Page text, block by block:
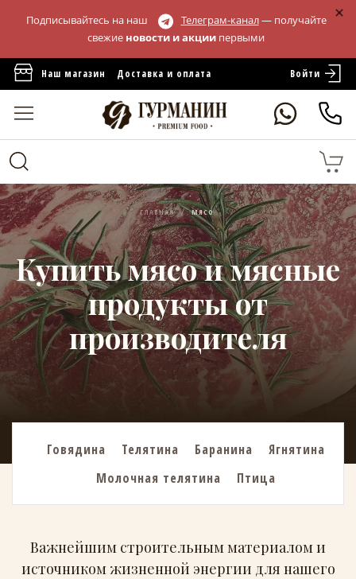
Подписывайтесь на наш Телеграм-канал— получайте
свежие новости и акции первыми
Наш магазин Доставка и оплата Войти
ГЛАВНАЯ МЯСО
Купить мясо и мясные
продукты от
производителя
Говядина Телятина Баранина
Ягнятина
Молочная телятина
Птица
Важнейшим строительным материалом и
источником жизненной энергии для нашего